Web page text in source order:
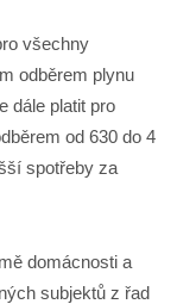
všechny
odběrem plynu
dále platit pro
od 630 do 4
spotřeby za
domácnosti a
subjektů z řad